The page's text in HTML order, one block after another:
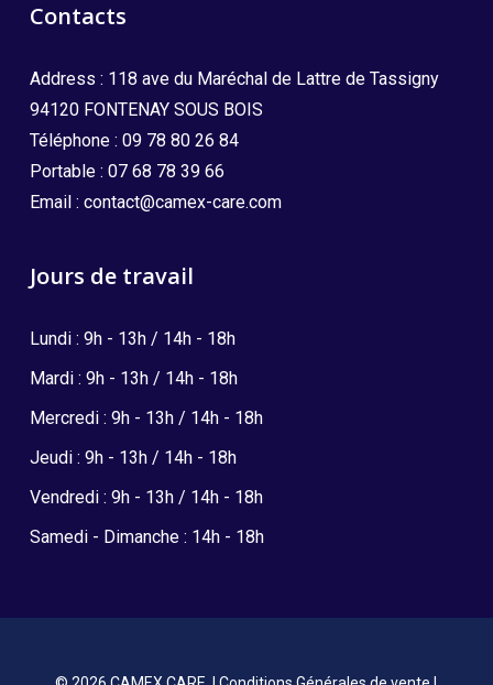
Contacts
Address : 118 ave du Maréchal de Lattre de Tassigny
94120 FONTENAY SOUS BOIS
Téléphone : 09 78 80 26 84
Portable : 07 68 78 39 66
Email : contact@camex-care.com
Jours de travail
Lundi : 9h - 13h / 14h - 18h
Mardi : 9h - 13h / 14h - 18h
Mercredi : 9h - 13h / 14h - 18h
Jeudi : 9h - 13h / 14h - 18h
Vendredi : 9h - 13h / 14h - 18h
Samedi - Dimanche : 14h - 18h